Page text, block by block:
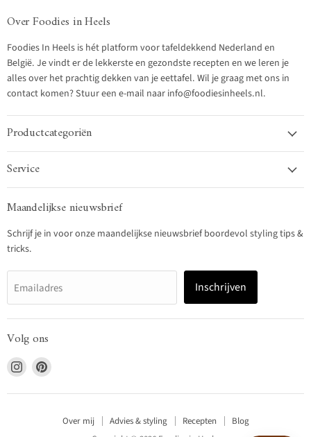
Over Foodies in Heels
Foodies In Heels is hét platform voor tafeldekkend Nederland en
België. Je vindt er de lekkerste en gezondste recepten en we leren je
alles over het prachtig dekken van je eettafel. Wil je graag met ons in
contact komen? Stuur een e-mail naar info@foodiesinheels.nl.
Productcategoriën
Service
Maandelijkse nieuwsbrief
Schrijf je in voor onze maandelijkse nieuwsbrief boordevol styling tips &
tricks.
Emailadres Inschrijven
Volg ons
Vind
ons
op
Vind
op
Over mij Advies & styling Recepten
Blog